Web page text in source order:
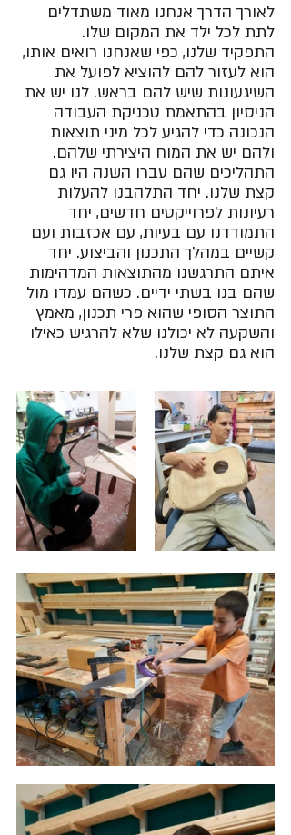
לאורך הדרך אנחנו מאוד משתדלים
לתת לכל ילד את המקום שלו.
התפקיד שלנו, כפי שאנחנו רואים אותו,
הוא לעזור להם להוציא לפועל את
השיגעונות שיש להם בראש. לנו יש את
הניסיון בהתאמת טכניקת העבודה
הנכונה כדי להגיע לכל מיני תוצאות
ולהם יש את המוח היצירתי שלהם.
התהליכים שהם עברו השנה היו גם
קצת שלנו. יחד התלהבנו להעלות
רעיונות לפרוייקטים חדשים, יחד
התמודדנו עם בעיות, עם אכזבות ועם
קשיים במהלך התכנון והביצוע. יחד
איתם התרגשנו מהתוצאות המדהימות
שהם בנו בשתי ידיים. כשהם עמדו מול
התוצר הסופי שהוא פרי תכנון, מאמץ
והשקעה לא יכולנו שלא להרגיש כאילו
הוא גם קצת שלנו.